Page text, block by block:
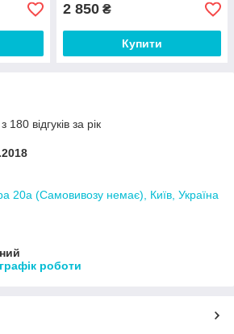
2 850 ₴
Купити
відгуків за рік
20а (Самовивозу немає), Київ, Україна
роботи